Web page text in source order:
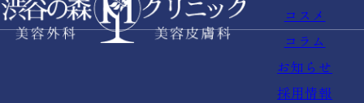
コスメ
コラム
お知らせ
採用情報